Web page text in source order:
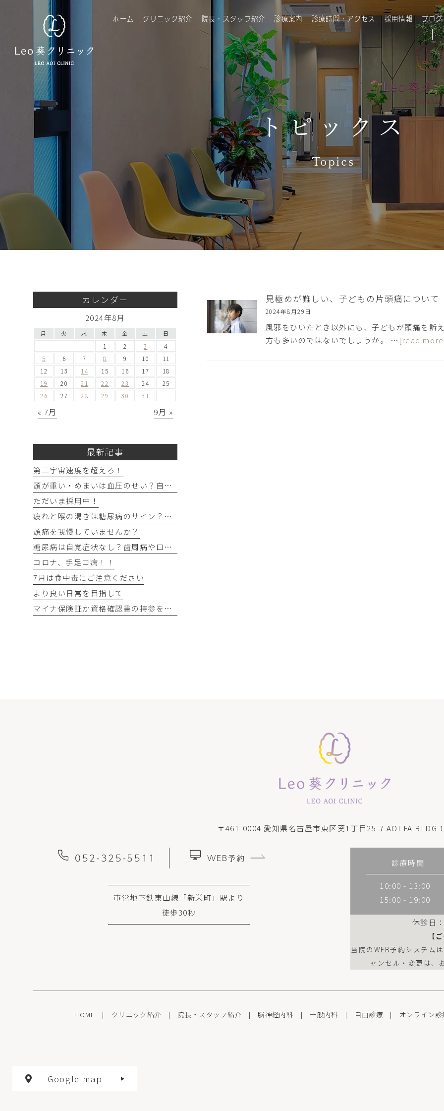
ホーム クリニック紹介 院長・スタッフ紹介 診療案内 診療時間・アクセス 採用情報 ブログ
トピックス
Topics
見極めが難しい、子どもの片頭痛について
2024年8月29日
風邪をひいたとき以外にも、子どもが頭痛を訴
方も多いのではないでしょうか。 … [read
カレンダー
2024年8月
月 火 水 木 金 土 日
1 2 3
4
5
6 7 8 9 10
11
12
13 14 15 16 17
18
19
20 21 22 23 24
25
26
27 28 29 30 31
« 7月 9月 »
最新記事
第二宇宙速度を超えろ！
頭が重い・めまいは血圧のせい？自宅でできる確認法と受診目安
ただいま採用中！
疲れと喉の渇きは糖尿病のサイン？忙しい40代の受診目安
頭痛を我慢していませんか？
糖尿病は自覚症状なし？歯周病や口の渇きなど初期サイン5つと数値
コロナ、手足口病！！
7月は食中毒にご注意ください
より良い日常を目指して
マイナ保険証か資格確認書の持参をお願いします
〒461-0004 愛知県名古屋市東区葵1丁目25-7 AOI FA BLDG
052-325-5511 WEB予約
市営地下鉄東山線「新栄町」駅より
徒歩30秒
診療時間
10:00 - 13:00
15:00 - 19:00
休診日
【
当院のWEB予約システム
ャンセル・変更は、
HOME | クリニック紹介 | 院長・スタッフ紹介 |脳神経内科 |一般内科 | 自由診療 | オンライン診
Google map